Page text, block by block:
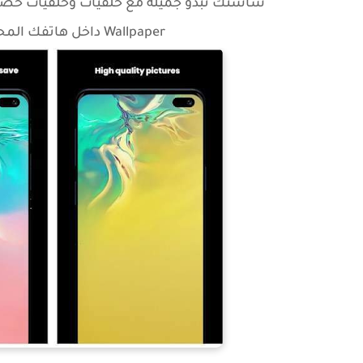
Wallpaper داخل هاتفك المحمول. استمتع بالتطبيق جربه ولن تخيب.